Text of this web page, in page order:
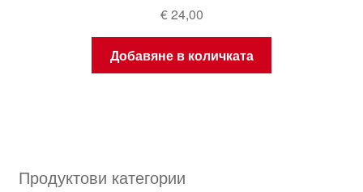
€24,00
Добавяне в количката
Продуктови категории